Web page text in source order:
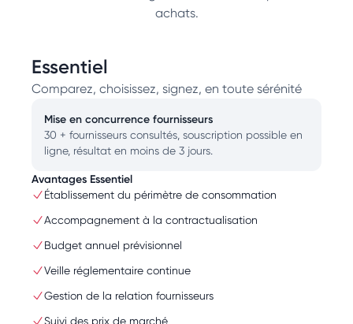
achats.
Essentiel
Comparez, choisissez, signez, en toute sérénité
Mise en concurrence fournisseurs
30 + fournisseurs consultés, souscription possible en
ligne, résultat en moins de 3 jours.
Avantages Essentiel
Établissement du périmètre de consommation
Accompagnement à la contractualisation
Budget annuel prévisionnel
Veille réglementaire continue
Gestion de la relation fournisseurs
Suivi des prix de marché